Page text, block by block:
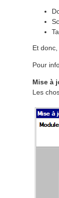
Et
Pour
Mise à
Les